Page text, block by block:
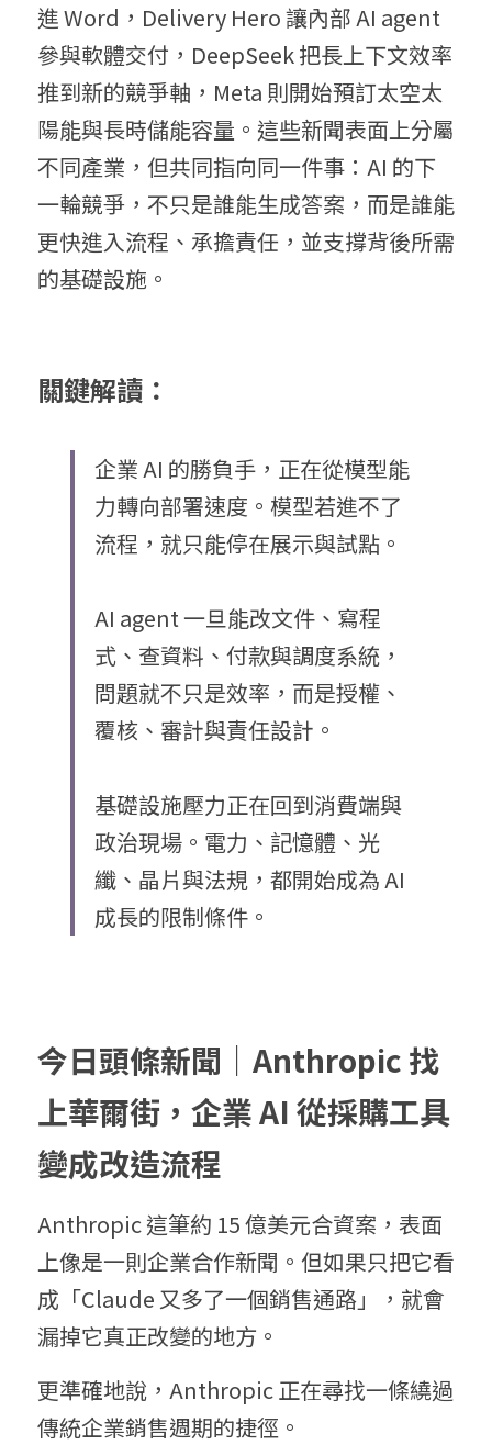
進 Word，Delivery Hero 讓內部 AI agent
參與軟體交付，DeepSeek 把長上下文效率
推到新的競爭軸，Meta 則開始預訂太空太
陽能與長時儲能容量。這些新聞表面上分屬
不同產業，但共同指向同一件事：AI 的下
一輪競爭，不只是誰能生成答案，而是誰能
更快進入流程、承擔責任，並支撐背後所需
的基礎設施。
關鍵解讀：
企業 AI 的勝負手，正在從模型能
力轉向部署速度。模型若進不了
流程，就只能停在展示與試點。
AI agent 一旦能改文件、寫程
式、查資料、付款與調度系統，
問題就不只是效率，而是授權、
覆核、審計與責任設計。
基礎設施壓力正在回到消費端與
政治現場。電力、記憶體、光
纖、晶片與法規，都開始成為 AI
成長的限制條件。
今日頭條新聞｜Anthropic 找
上華爾街，企業 AI 從採購工具
變成改造流程
Anthropic 這筆約 15 億美元合資案，表面
上像是一則企業合作新聞。但如果只把它看
成「Claude 又多了一個銷售通路」，就會
漏掉它真正改變的地方。
更準確地說，Anthropic 正在尋找一條繞過
傳統企業銷售週期的捷徑。